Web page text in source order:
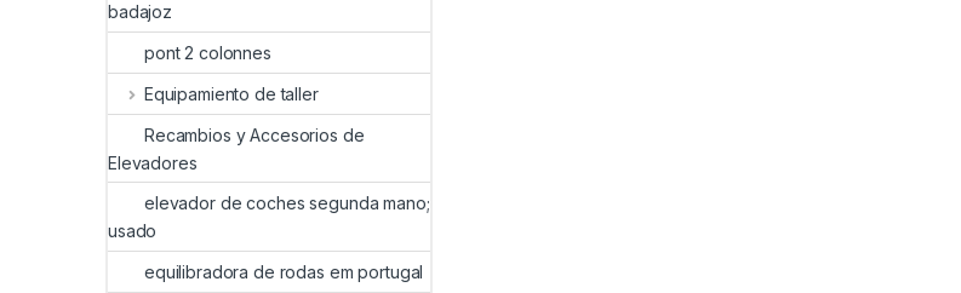
badajoz
pont 2 colonnes
Equipamiento de taller
Recambios y Accesorios de
Elevadores
elevador de coches segunda mano;
usado
equilibradora de rodas em portugal